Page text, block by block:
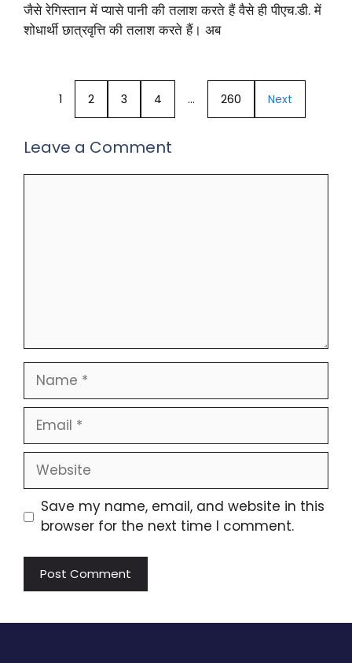
जैसे रेगिस्तान में प्यासे पानी की तलाश करते हैं वैसे ही पीएच.डी. में
शोधार्थी छात्रवृत्ति की तलाश करते हैं। अब
1 2 3 4 … 260 Next
Leave a Comment
Name
Email
Website
Save my name, email, and website in this
browser for the next time I comment.